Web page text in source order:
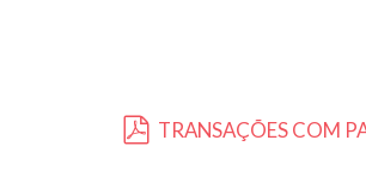
TRANSAÇÕES COM